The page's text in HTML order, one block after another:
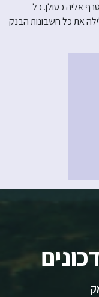
אליה כסולן. כל
את כל חשבונות הבנק